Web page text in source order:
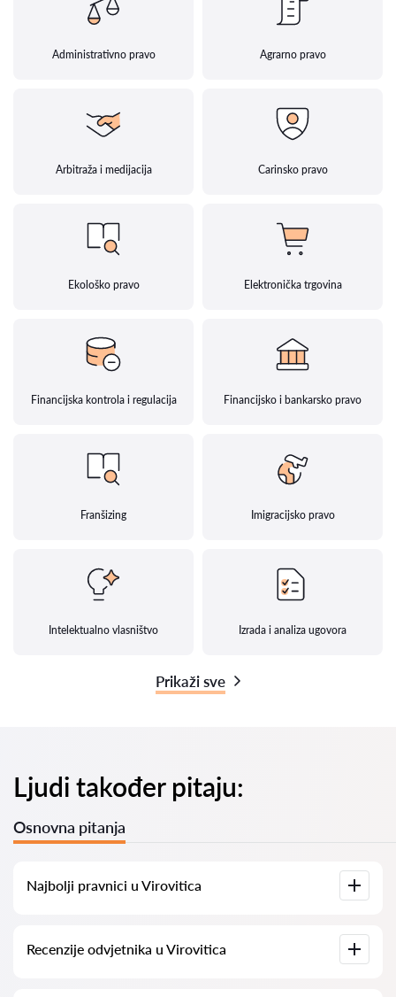
Administrativno pravo Agrarno pravo
Arbitraža i medijacija Carinsko pravo
Ekološko pravo Elektronička trgovina
Financijska kontrola i regulacija Financijsko i bankarsko pravo
Franšizing Imigracijsko pravo
Intelektualno vlasništvo Izrada i analiza ugovora
Prikaži sve
Ljudi također pitaju:
Osnovna pitanja
Najbolji pravnici u Virovitica
informacijama. Cijene, recenzije, telefonski brojevi i adrese.
Recenzije odvjetnika u Virovitica